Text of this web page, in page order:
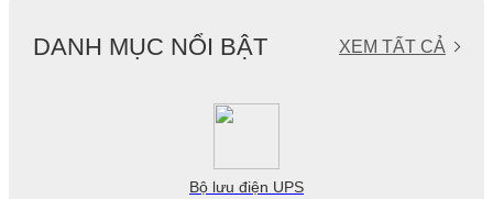
DANH MỤC NỔI BẬT XEM TẤT CẢ
Bộ lưu điện UPS